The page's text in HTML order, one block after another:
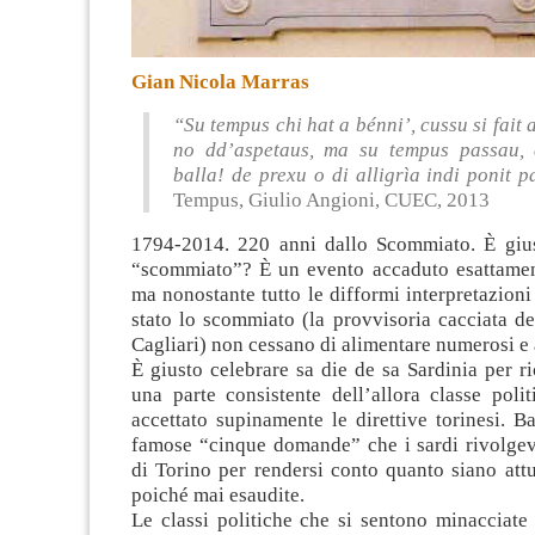
Gian Nicola Marras
“Su tempus chi hat a bénni’, cussu si fait
no dd’aspetaus, ma su tempus
balla! de prexu o di alligrìa indi ponit
Tempus, Giulio Angioni, CUEC, 2013
1794-2014. 220 anni dallo Scommiato. È
“scommiato”? È un evento accaduto
ma nonostante tutto le difformi
stato lo scommiato (la provvisoria cacciata
Cagliari) non cessano di alimentare numerosi
È giusto celebrare sa die de sa Sardinia per
una parte consistente dell’allora classe
accettato supinamente le direttive torinesi.
famose “cinque domande” che i sardi
di Torino per rendersi conto quanto siano
poiché mai esaudite.
Le classi politiche che si sentono